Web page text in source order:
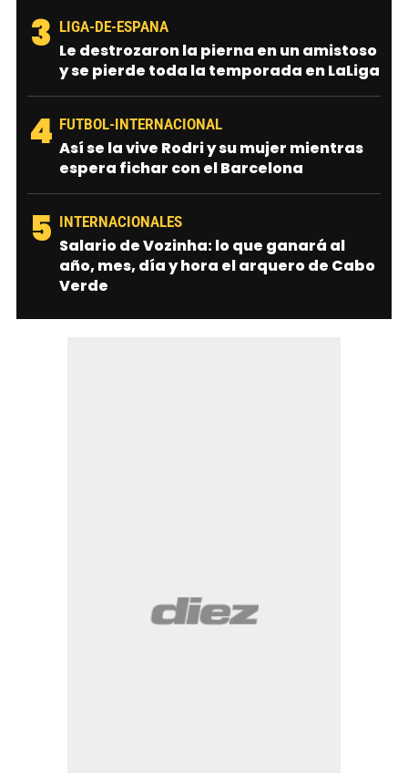
3 LIGA-DE-ESPANA
Le destrozaron la pierna en un amistoso
y se pierde toda la temporada en LaLiga
4 FUTBOL-INTERNACIONAL
Así se la vive Rodri y su mujer mientras
espera fichar con el Barcelona
5 INTERNACIONALES
Salario de Vozinha: lo que ganará al
año, mes, día y hora el arquero de Cabo
Verde